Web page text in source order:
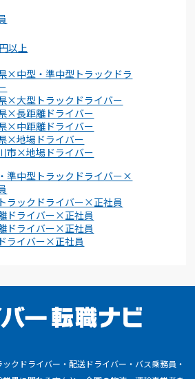
以上
×中型・準中型トラックドラ
×大型トラックドライバー
×長距離ドライバー
×中距離ドライバー
×地場ドライバー
市×地場ドライバー
準中型トラックドライバー×
ラックドライバー×正社員
ドライバー×正社員
ドライバー×正社員
ライバー×正社員
クドライバー・配送ドライバー・バス乗務員・